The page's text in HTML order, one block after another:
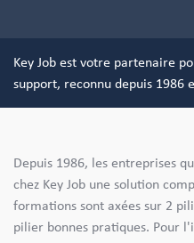
Key Job est votre partenaire
support, reconnu depuis 1986
Depuis 1986, les entreprises
chez Key Job une solution
formations sont axées sur 2
pilier bonnes pratiques. Pour